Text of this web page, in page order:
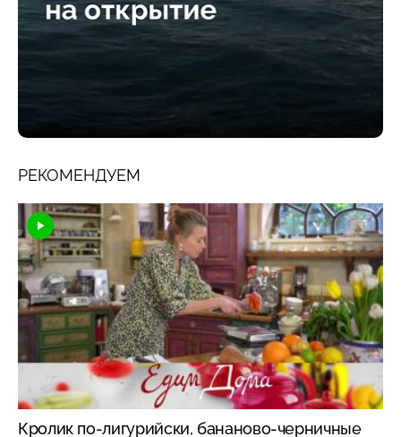
РЕКОМЕНДУЕМ
Кролик по-лигурийски, бананово-черничные